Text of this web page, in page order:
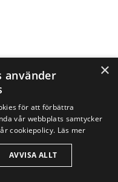
×
använder
för att förbättra
vår webbplats samtycker
cookiepolicy. Läs mer
AVVISA ALLT